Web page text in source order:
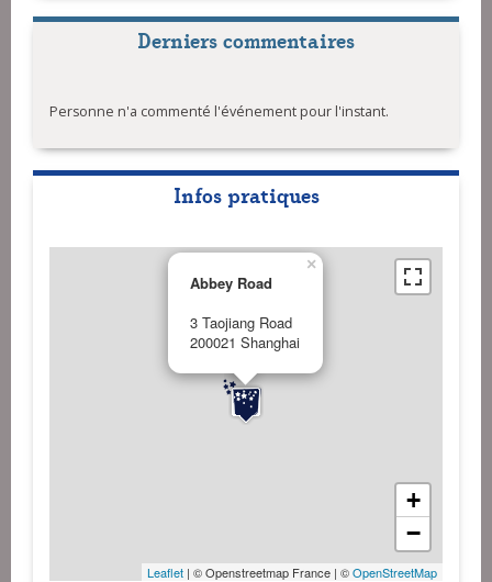
Derniers commentaires
Personne n'a commenté l'événement pour l'instant.
Infos pratiques
Abbey Road
3 Taojiang Road
200021 Shanghai
×
+
−
Leaflet | © Openstreetmap France | ©OpenStreetMap